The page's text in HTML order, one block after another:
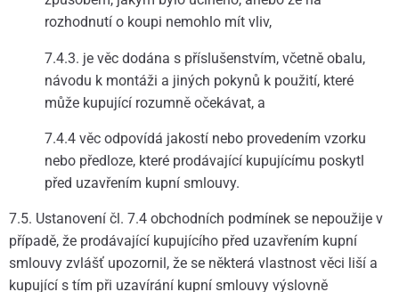
rozhodnutí o koupi nemohlo mít vliv,
7.4.3. je věc dodána s příslušenstvím, včetně obalu,
návodu k montáži a jiných pokynů k použití, které
může kupující rozumně očekávat, a
7.4.4 věc odpovídá jakostí nebo provedením vzorku
nebo předloze, které prodávající kupujícímu poskytl
před uzavřením kupní smlouvy.
7.5. Ustanovení čl. 7.4 obchodních podmínek se nepoužije v
případě, že prodávající kupujícího před uzavřením kupní
smlouvy zvlášť upozornil, že se některá vlastnost věci liší a
kupující s tím při uzavírání kupní smlouvy výslovně